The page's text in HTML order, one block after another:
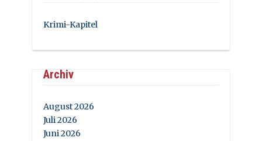
Krimi-Kapitel
Archiv
August 2026
Juli 2026
Juni 2026